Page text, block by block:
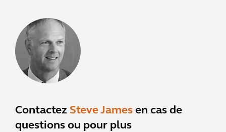
Contactez Steve James en cas de
questions ou pour plus